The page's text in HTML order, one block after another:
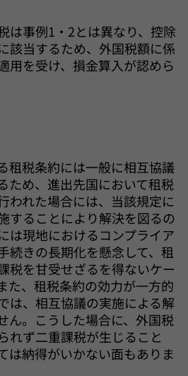
は事例1・2とは異なり、控除
該当するため、外国税額に係
用を受け、損金算入が認めら
租税条約には一般に相互協議
ため、進出先国において租税
われた場合には、当該規定に
することにより解決を図るの
は現地におけるコンプライア
続きの長期化を懸念して、租
税を甘受せざるを得ないケー
た、租税条約の効力が一方的
は、相互協議の実施による解
ん。こうした場合に、外国税
れず二重課税が生じること
は納得がいかない面もありま